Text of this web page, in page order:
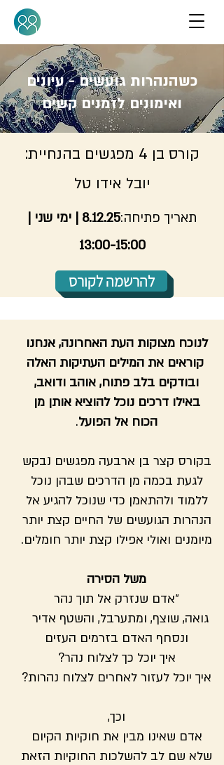
כשהנהרות גועשים - עיונים
ואימונים לזמנים קשים
קורס בן 4 מפגשים בהנחיית:
יובל אידו טל
תאריך פתיחה:
8.12.25 | ימי שני |
13:00-15:00
להרשמה לקורס
לנוכח מצוקות העת האחרונה, אנחנו
קוראים את המילים העתיקות האלה
ובודקים בלב פתוח, אוהב ודואב,
באילו דרכים נוכל להוציא אותן מן
הכוח אל הפועל.
בקורס קצר בן ארבעה מפגשים נבקש
לגעת בכמה מן הדרכים שבהן נוכל
ללמוד ולהתאמן כדי שנוכל להגיע אל
הנהרות הגועשים של החיים קצת יותר
מיומנים ואולי אפילו קצת יותר חומלים.
משל הסירה
״אדם שנזרק אל תוך נהר
גואה, שוצף, ומתערבל, והשטף אדיר
ונסחף האדם בזרמים העזים
איך יוכל כך לצלוח נהר?
איך יוכל לעזור לאחרים לצלוח נהרות?
וכך,
אדם שאינו מבין את חוקיות הקיום
שלא שם לב להשלכות החוקיות הזאת